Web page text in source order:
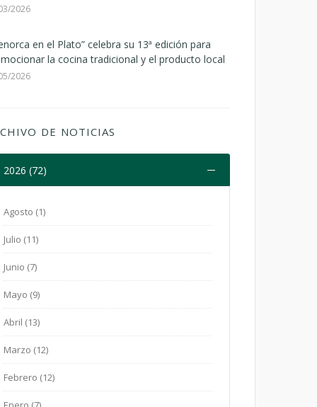
2026
en el Plato” celebra su 13ª edición para
la cocina tradicional y el producto local
2026
DE NOTICIAS
2026 (72)
Agosto (1)
Julio (11)
Junio (7)
Mayo (9)
Abril (13)
Marzo (12)
Febrero (12)